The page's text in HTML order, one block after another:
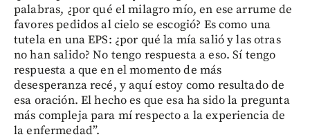
palabras, ¿por qué el milagro mío, en ese arrume de
favores pedidos al cielo se escogió? Es como una
tutela en una EPS: ¿por qué la mía salió y las otras
no han salido? No tengo respuesta a eso. Sí tengo
respuesta a que en el momento de más
desesperanza recé, y aquí estoy como resultado de
esa oración. El hecho es que esa ha sido la pregunta
más compleja para mí respecto a la experiencia de
la enfermedad”.